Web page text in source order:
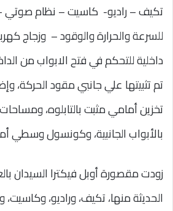
تكيف – راديو- كاسيت – نظام صوتي
للسرعة والحرارة والوقود – وزجاج
داخلية للتحكم في فتح الابواب من
تم تثبيتها علي جانبي مقود الحركة،
تخزين أمامي مثبت بالتابلوه،
بالأبواب الجانبية، وكونسول وسطي
زودت مقصورة أوبل فيكترا السيدان
الحديثة منها، تكيف، وراديو،